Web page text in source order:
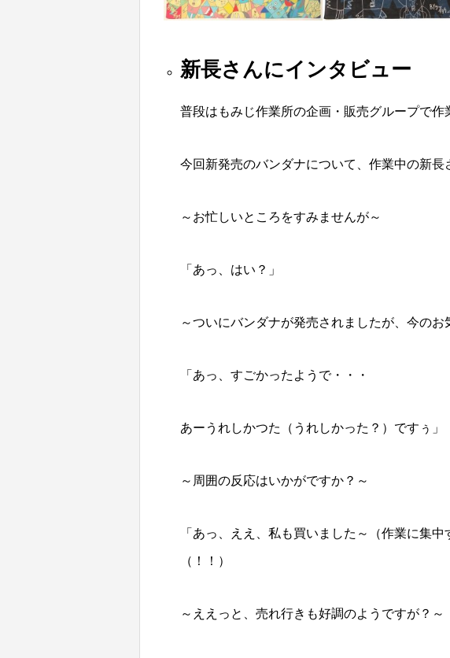
新長さんにインタビュー
普段はもみじ作業所の企画・販売グループで作
今回新発売のバンダナについて、作業中の新長
～お忙しいところをすみませんが～
「あっ、はい？」
～ついにバンダナが発売されましたが、今のお
「あっ、すごかったようで・・・
あーうれしかつた（うれしかった？）ですぅ」
～周囲の反応はいかがですか？～
「あっ、ええ、私も買いました～（作業に集
（！！）
～ええっと、売れ行きも好調のようですが？～